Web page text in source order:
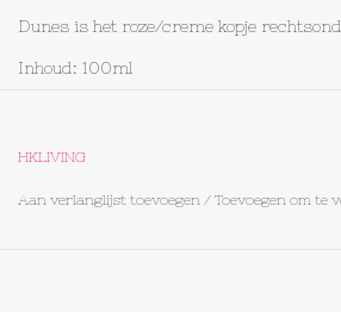
Dunes is het roze/creme kopje
Inhoud: 100ml
HKLIVING
Aan verlanglijst toevoegen / Toevoegen om te